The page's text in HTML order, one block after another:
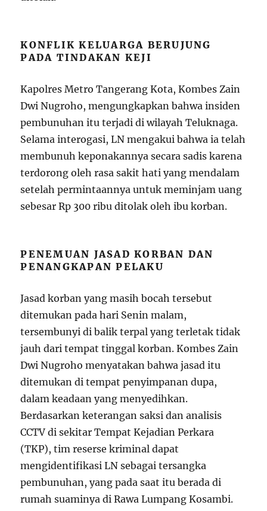
KONFLIK KELUARGA BERUJUNG
PADA TINDAKAN KEJI
Kapolres Metro Tangerang Kota, Kombes Zain
Dwi Nugroho, mengungkapkan bahwa insiden
pembunuhan itu terjadi di wilayah Teluknaga.
Selama interogasi, LN mengakui bahwa ia telah
membunuh keponakannya secara sadis karena
terdorong oleh rasa sakit hati yang mendalam
setelah permintaannya untuk meminjam uang
sebesar Rp 300 ribu ditolak oleh ibu korban.
PENEMUAN JASAD KORBAN DAN
PENANGKAPAN PELAKU
Jasad korban yang masih bocah tersebut
ditemukan pada hari Senin malam,
tersembunyi di balik terpal yang terletak tidak
jauh dari tempat tinggal korban. Kombes Zain
Dwi Nugroho menyatakan bahwa jasad itu
ditemukan di tempat penyimpanan dupa,
dalam keadaan yang menyedihkan.
Berdasarkan keterangan saksi dan analisis
CCTV di sekitar Tempat Kejadian Perkara
(TKP), tim reserse kriminal dapat
mengidentifikasi LN sebagai tersangka
pembunuhan, yang pada saat itu berada di
rumah suaminya di Rawa Lumpang Kosambi.